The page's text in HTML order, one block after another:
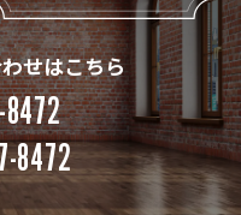
せはこちら
8472